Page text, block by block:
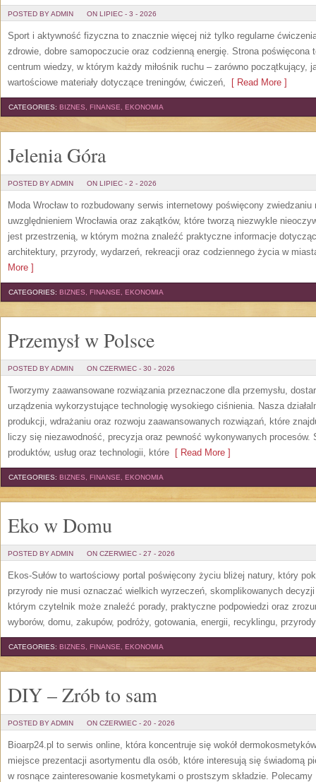
POSTED BY ADMIN ON LIPIEC - 3 - 2026
Sport i aktywność fizyczna to znacznie więcej niż tylko regularne
zdrowie, dobre samopoczucie oraz codzienną energię. Strona poświęcona
centrum wiedzy, w którym każdy miłośnik ruchu – zarówno początkujący,
wartościowe materiały dotyczące treningów, ćwiczeń, [ Read More ]
CATEGORIES: BIZNES, FINANSE, EKONOMIA
Jelenia Góra
POSTED BY ADMIN ON LIPIEC - 2 - 2026
Moda Wrocław to rozbudowany serwis internetowy poświęcony
uwzględnieniem Wrocławia oraz zakątków, które tworzą niezwykle
jest przestrzenią, w którym można znaleźć praktyczne informacje
architektury, przyrody, wydarzeń, rekreacji oraz codziennego życia w
More ]
CATEGORIES: BIZNES, FINANSE, EKONOMIA
Przemysł w Polsce
POSTED BY ADMIN ON CZERWIEC - 30 - 2026
Tworzymy zaawansowane rozwiązania przeznaczone dla przemysłu,
urządzenia wykorzystujące technologię wysokiego ciśnienia. Nasza
produkcji, wdrażaniu oraz rozwoju zaawansowanych rozwiązań, które
liczy się niezawodność, precyzja oraz pewność wykonywanych procesów.
produktów, usług oraz technologii, które [ Read More ]
CATEGORIES: BIZNES, FINANSE, EKONOMIA
Eko w Domu
POSTED BY ADMIN ON CZERWIEC - 27 - 2026
Ekos-Sułów to wartościowy portal poświęcony życiu bliżej natury, który
przyrody nie musi oznaczać wielkich wyrzeczeń, skomplikowanych
którym czytelnik może znaleźć porady, praktyczne podpowiedzi oraz
wyborów, domu, zakupów, podróży, gotowania, energii, recyklingu,
CATEGORIES: BIZNES, FINANSE, EKONOMIA
DIY – Zrób to sam
POSTED BY ADMIN ON CZERWIEC - 20 - 2026
Bioarp24.pl to serwis online, która koncentruje się wokół
miejsce prezentacji asortymentu dla osób, które interesują się świadomą
w rosnące zainteresowanie kosmetykami o prostszym składzie. Polecamy